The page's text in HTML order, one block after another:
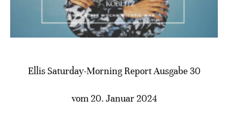
Ellis Saturday-Morning Report Ausgabe 30
vom 20. Januar 2024